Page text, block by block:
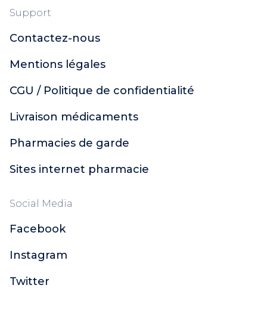
Support
Contactez-nous
Mentions légales
CGU / Politique de confidentialité
Livraison médicaments
Pharmacies de garde
Sites internet pharmacie
Social Media
Facebook
Instagram
Twitter